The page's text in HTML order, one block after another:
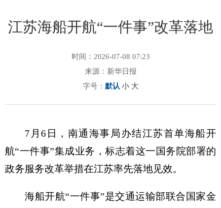
江苏海船开航“一件事”改革落地
时间：2026-07-08 07:23
来源：新华日报
字号： 默认 小 大
7月6日，南通海事局办结江苏首单海船开
航“一件事”集成业务，标志着这一国务院部署的
政务服务改革举措在江苏率先落地见效。
海船开航“一件事”是交通运输部联合国家金